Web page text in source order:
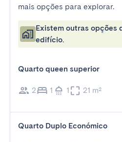
mais opções para explorar.
Existem outras opções
edifício.
Quarto queen superior
2 1 1 21 m²
Quarto Duplo Económico